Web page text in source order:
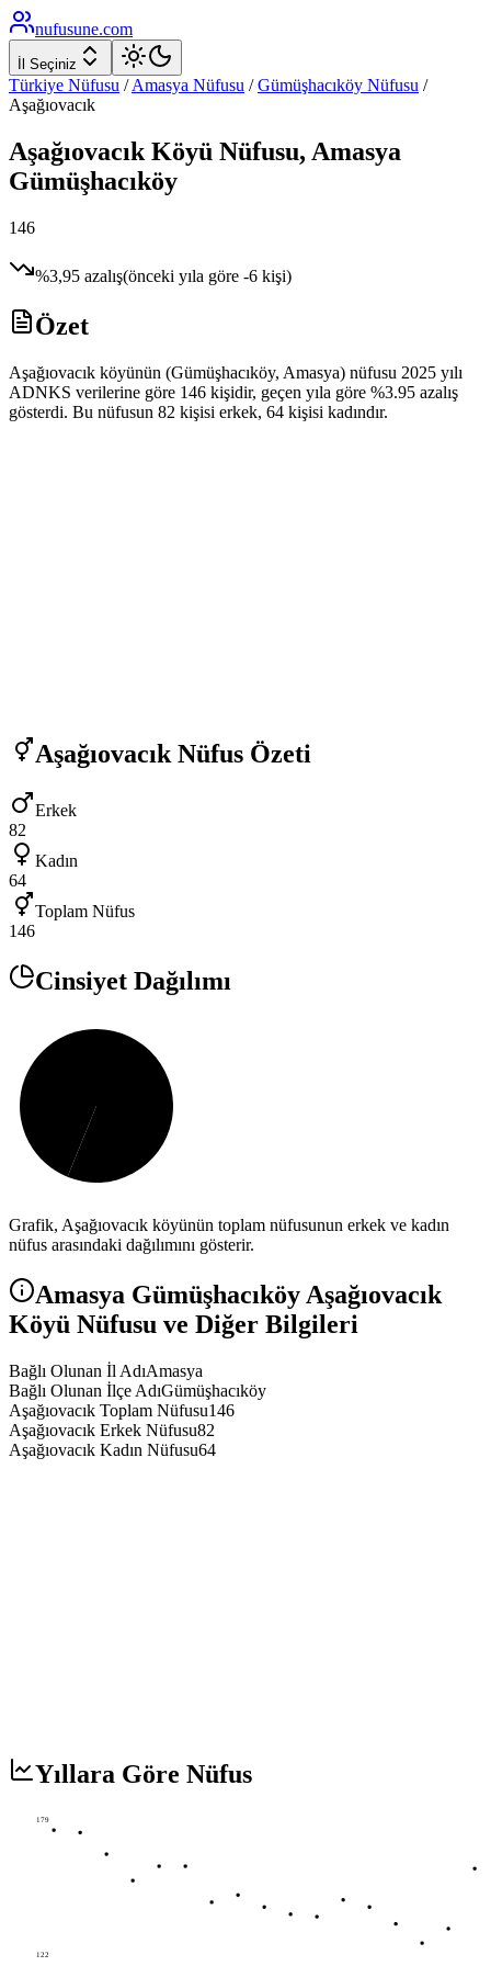
nufusune.com
İl Seçiniz
Türkiye Nüfusu / Amasya Nüfusu / Gümüşhacıköy Nüfusu /
Aşağıovacık
Aşağıovacık Köyü Nüfusu, Amasya
Gümüşhacıköy
146
%3,95 azalış(önceki yıla göre -6 kişi)
Özet
Aşağıovacık köyünün (Gümüşhacıköy, Amasya) nüfusu 2025 yılı
ADNKS verilerine göre 146 kişidir, geçen yıla göre %3.95 azalış
gösterdi. Bu nüfusun 82 kişisi erkek, 64 kişisi kadındır.
Aşağıovacık Nüfus Özeti
Erkek
82
Kadın
64
Toplam Nüfus
146
Cinsiyet Dağılımı
Grafik, Aşağıovacık köyünün toplam nüfusunun erkek ve kadın
nüfus arasındaki dağılımını gösterir.
Amasya Gümüşhacıköy Aşağıovacık
Köyü Nüfusu ve Diğer Bilgileri
Bağlı Olunan İl AdıAmasya
Bağlı Olunan İlçe AdıGümüşhacıköy
Aşağıovacık Toplam Nüfusu146
Aşağıovacık Erkek Nüfusu82
Aşağıovacık Kadın Nüfusu64
Yıllara Göre Nüfus
179
122